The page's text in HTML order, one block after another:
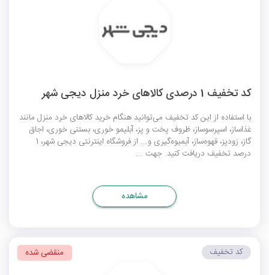
کد تخفیف 1 درصدی کالاهای خرد منزل دیجی شهر
با استفاده از این کد تخفیف می‌توانید هنگام خرید کالاهای خرد منزل مانند
غذاساز، اسپرسوساز، ظروف پخت و پز، آبلیمو خوری، بستنی خوری، اجاق
گاز، زودپز، قهوه‌ساز، آبمیوه‌گیری و... از فروشگاه اینترنتی دیجی شهر، 1
درصد تخفیف دریافت کنید. جهت ...
مشاهده
کد تخفیف منقضی شده